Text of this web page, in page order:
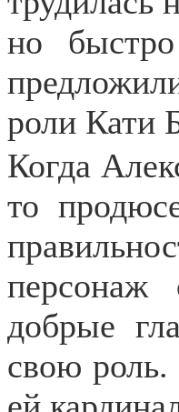
но
роли Кати
Когда
то
персонаж
добрые
свою роль.